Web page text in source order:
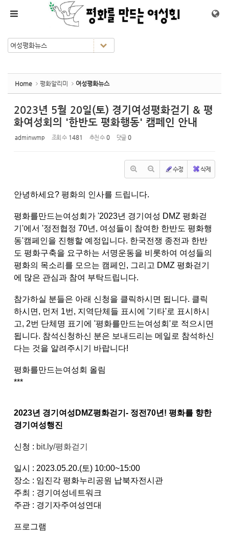
Home 평화알리미 여성평화뉴스
2023년 5월 20일(토) 경기여성평화걷기 & 평
화여성회의 '한반도 평화행동' 캠페인 안내
adminwmp 조회 수 1481 추천 수 0 댓글 0
수정 삭제
안녕하세요? 평화의 인사를 드립니다.
평화를만드는여성회가 '2023년 경기여성 DMZ 평화걷
기'에서 '정전협정 70년, 여성들이 참여한 한반도 평화행
동'캠페인을 진행할 예정입니다. 한국전쟁 종전과 한반
도 평화구축을 요구하는 서명운동을 비롯하여 여성들의
평화의 목소리를 모으는 캠페인, 그리고 DMZ 평화걷기
에 많은 관심과 참여 부탁드립니다.
참가하실 분들은 아래 신청을 클릭하시면 됩니다. 클릭
하시면, 먼저 1번, 지역단체들 표시에 '기타'로 표시하시
고, 2번 단체명 표기에 '평화를만드는여성회'로 적으시면
됩니다. 참석신청하신 분은 보내드리는 메일로 참석하신
다는 것을 알려주시기 바랍니다!
평화를만드는여성회 올림
***
2023년 경기여성DMZ평화걷기- 정전70년! 평화를 향한
경기여성행진
신청 : bit.ly/평화걷기
일시 : 2023.05.20.(토) 10:00~15:00
장소 : 임진각 평화누리공원 납북자전시관
주최 : 경기여성네트워크
주관 : 경기자주여성연대
프로그램